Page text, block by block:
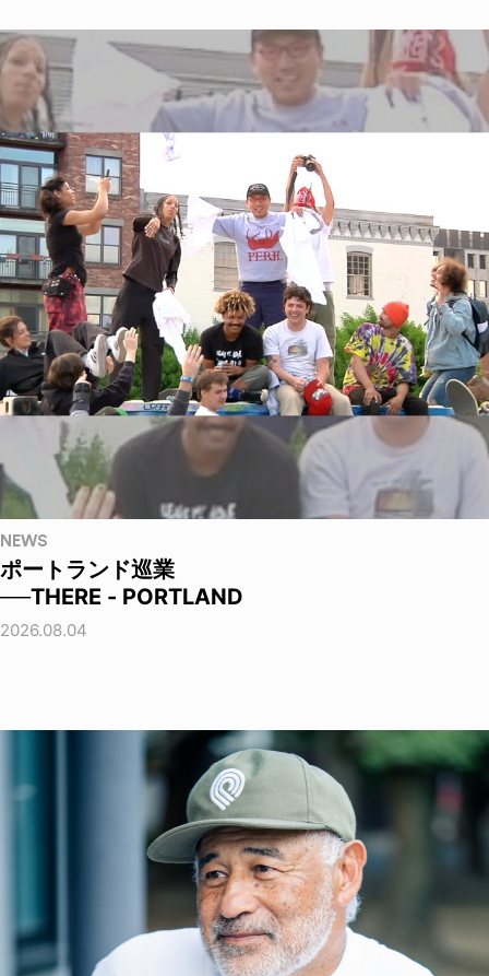
NEWS
ポートランド巡業
──THERE - PORTLAND
2026.08.04